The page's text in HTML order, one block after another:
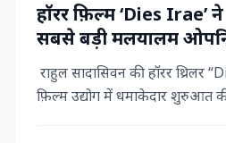
हॉरर फ़िल्म ‘Dies Irae’
सबसे बड़ी मलयालम
राहुल सादासिवन की हॉरर थ्रिलर
फ़िल्म उद्योग में धमाकेदार शुरुआत